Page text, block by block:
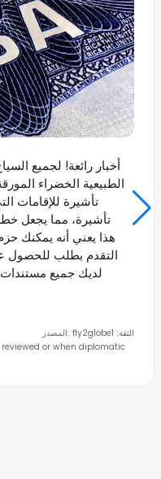
أخبار رائعة! لجميع
الطبيعية الخضراء
تأشيرة، مما يجعل
هذا يعني أنه يمكنك
التقدم بطلب للحصول
لديك جميع
المصدر: fly2globe الثقة:
1
or when diplomatic